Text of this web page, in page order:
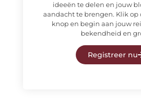
ideeën te delen en jouw
aandacht te brengen. Klik op
knop en begin aan jouw
bekendheid en
Registreer nu